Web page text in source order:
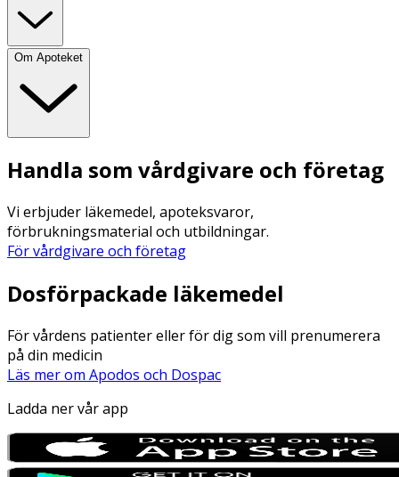
Om Apoteket
Handla som vårdgivare och företag
Vi erbjuder läkemedel, apoteksvaror,
förbrukningsmaterial och utbildningar.
För vårdgivare och företag
Dosförpackade läkemedel
För vårdens patienter eller för dig som vill prenumerera
på din medicin
Läs mer om Apodos och Dospac
Ladda ner vår app